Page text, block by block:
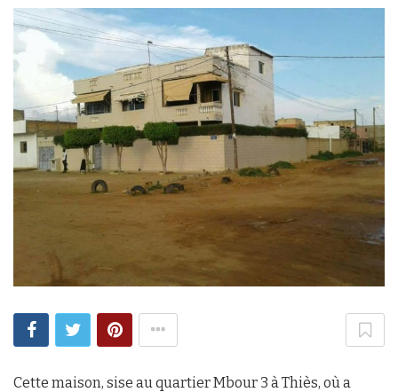
Cette maison, sise au quartier Mbour 3 à Thiès, où a